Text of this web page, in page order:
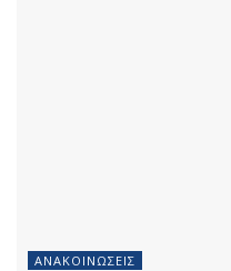
ΑΝΑΚΟΙΝΏΣΕΙΣ